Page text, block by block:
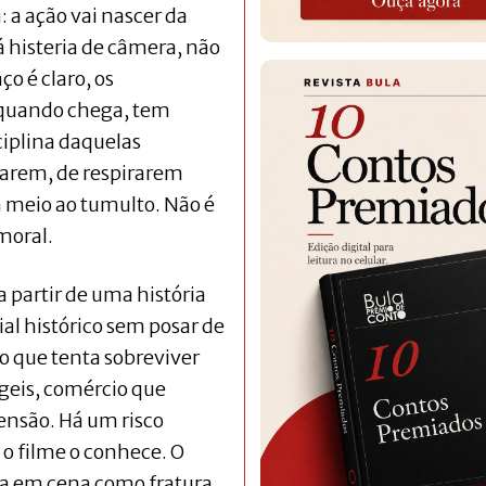
ação vai nascer da
histeria de câmera, não
é claro, os
chega, tem
daquelas
de respirarem
ao tumulto. Não é
partir de uma história
histórico sem posar de
que tenta sobreviver
comércio que
Há um risco
filme o conhece. O